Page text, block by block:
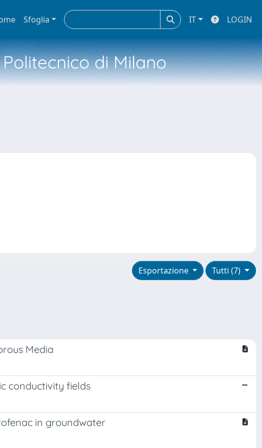
Sfoglia IT LOGIN
di Milano
Tutti (7)
Esportazione
Media
conductivity fields
in groundwater